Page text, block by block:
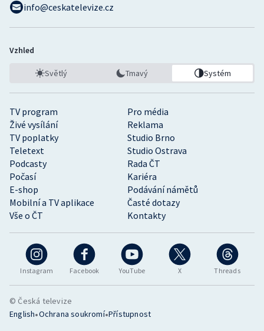
Instagram Facebook YouTube X Threads
TV program
Pro média
Živé vysílání
Reklama
TV poplatky
Studio Brno
Teletext
Studio Ostrava
Podcasty
Rada ČT
Počasí
Kariéra
E-shop
Podávání námětů
Mobilní a TV aplikace
Časté dotazy
Vše o ČT
Kontakty
info@ceskatelevize.cz
Vzhled
Světlý Tmavý Systém
© Česká televize
English•Ochrana soukromí•Přístupnost